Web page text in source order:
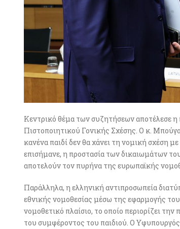
Κεντρικό θέμα των συζητήσεων αποτέλεσε
Πιστοποιητικού Γονικής Σχέσης. Ο κ.
κανένα παιδί δεν θα χάνει τη νομική σχέση
επισήμανε, η προστασία των δικαιωμάτων
αποτελούν τον πυρήνα της ευρωπαϊκής
Παράλληλα, η ελληνική αντιπροσωπεία
εθνικής νομοθεσίας μέσω της εφαρμογής
νομοθετικό πλαίσιο, το οποίο περιορίζει
του συμφέροντος του παιδιού. Ο